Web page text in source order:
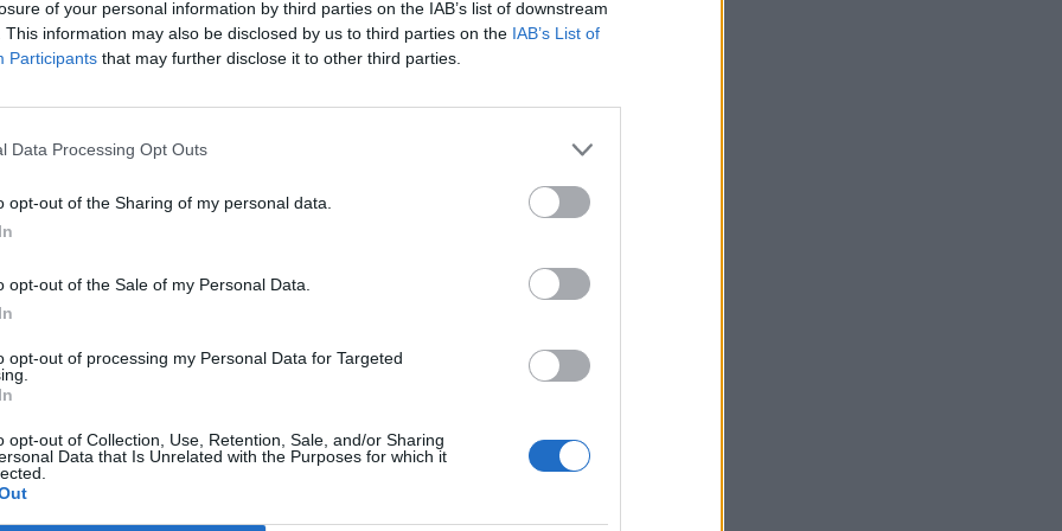
of your personal information by third parties on the IAB’s list of downstream
This information may also be disclosed by us to third parties on the IAB’s List of
Participants that may further disclose it to other third parties.
Data Processing Opt Outs
opt-out of the Sharing of my personal data.
opt-out of the Sale of my Personal Data.
opt-out of processing my Personal Data for Targeted
opt-out of Collection, Use, Retention, Sale, and/or Sharing
Data that Is Unrelated with the Purposes for which it
adatok csak minimális mértékű árszint-csökkenést mutattak.
csökkenve, 13,575 ponton zárt, míg a tőzsde első szekciójának valamennyi
Steel 5.7%-ot esett, míg a Nakayama 5%-kal értékelődöt le. Az acélszektor...
portfolio.hu hírarchívumához tartozik, melynek olvasása előfizetéses
cikkarchívum
elmúlt 2 év napon belüli
Előfizetés